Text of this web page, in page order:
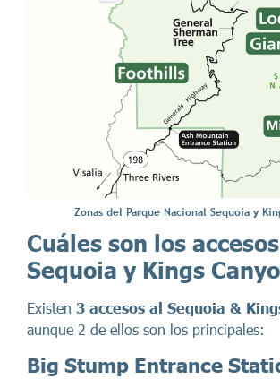
Zonas del Parque Nacional Sequoia y
Cuáles son los
Sequoia y Kings
Existen 3 accesos al Sequoia &
aunque 2 de ellos son los principales:
Big Stump Entrance